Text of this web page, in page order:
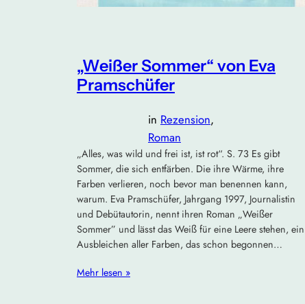
„Weißer Sommer“ von Eva
Pramschüfer
in Rezension
Roman
„Alles, was wild und frei ist, ist rot“. S. 73 Es gibt
Sommer, die sich entfärben. Die ihre Wärme, ihre
Farben verlieren, noch bevor man benennen kann,
warum. Eva Pramschüfer, Jahrgang 1997, Journalistin
und Debütautorin, nennt ihren Roman „Weißer
Sommer” und lässt das Weiß für eine Leere stehen, ein
Ausbleichen aller Farben, das schon begonnen…
Mehr lesen »